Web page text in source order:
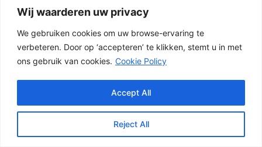
Wij waarderen uw privacy
We gebruiken cookies om uw browse-ervaring te
verbeteren. Door op ‘accepteren’ te klikken, stemt u in met
ons gebruik van cookies. Cookie Policy
Reject All
Accept All
Een nette tuinafscheiding vraagt om meer dan alleen
een paar schermen en palen. Wilt u vooral een luxe
uitstraling, dan kan een hout-beton schutting met
hoge betonplaat of zwarte accenten goed passen.
Daarbij spelen ook zaken mee zoals windbelasting,
hoogteverschillen, grondsoort, erfgrens en de
bereikbaarheid van de tuin.